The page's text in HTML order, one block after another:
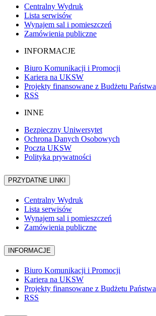
Centralny Wydruk
Lista serwisów
Wynajem sal i pomieszczeń
Zamówienia publiczne
INFORMACJE
Biuro Komunikacji i Promocji
Kariera na UKSW
Projekty finansowane z Budżetu Państwa
RSS
INNE
Bezpieczny Uniwersytet
Ochrona Danych Osobowych
Poczta UKSW
Polityka prywatności
PRZYDATNE LINKI
Centralny Wydruk
Lista serwisów
Wynajem sal i pomieszczeń
Zamówienia publiczne
INFORMACJE
Biuro Komunikacji i Promocji
Kariera na UKSW
Projekty finansowane z Budżetu Państwa
RSS